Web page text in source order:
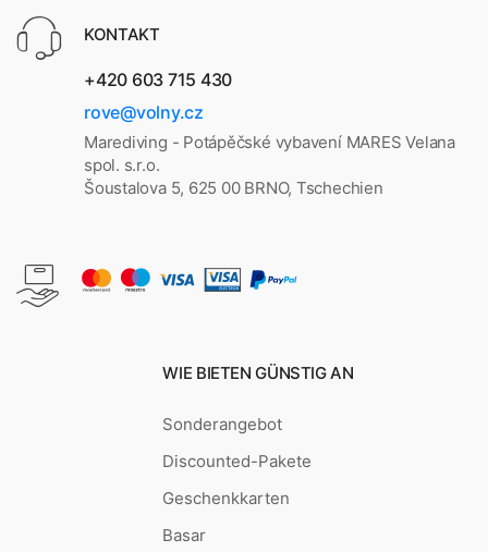
KONTAKT
+420 603 715 430
rove@volny.cz
Marediving - Potápěčské vybavení MARES Velana
spol. s.r.o.
Šoustalova 5, 625 00 BRNO, Tschechien
WIE BIETEN GÜNSTIG AN
Sonderangebot
Discounted-Pakete
Geschenkkarten
Basar